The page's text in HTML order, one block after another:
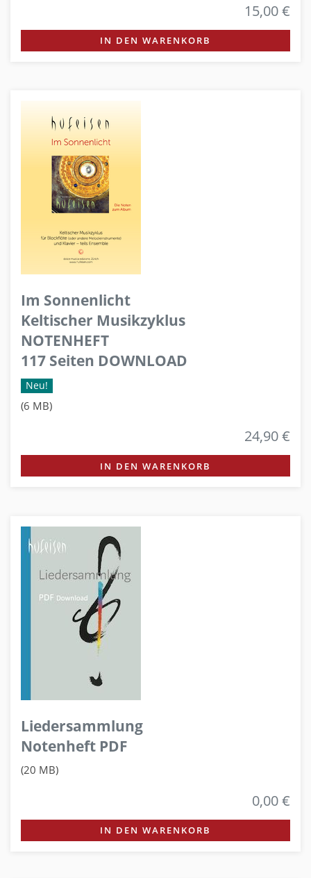
15,00 €
IN DEN WARENKORB
Im Sonnenlicht
Keltischer Musikzyklus
NOTENHEFT
117 Seiten DOWNLOAD
Neu!
(6 MB)
24,90 €
IN DEN WARENKORB
Liedersammlung
Notenheft PDF
(20 MB)
0,00 €
IN DEN WARENKORB